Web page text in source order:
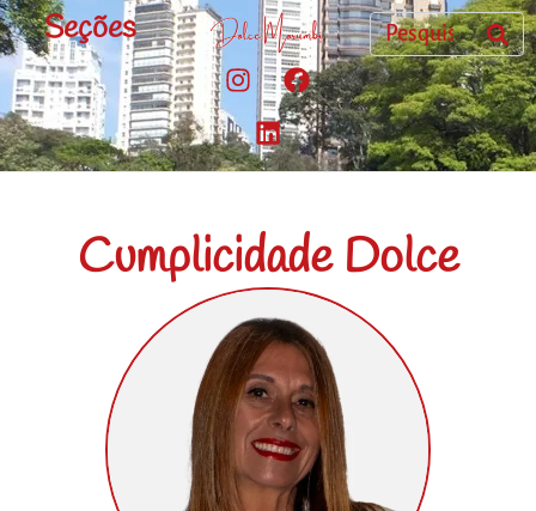
Seções
Cumplicidade Dolce